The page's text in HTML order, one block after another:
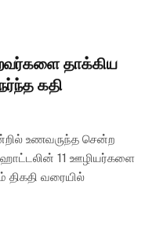
தாக்கிய
கதி
உணவருந்த சென்ற
11 ஊழியர்களை
திகதி வரையில்